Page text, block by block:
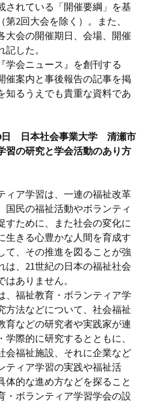
されている「開催要綱」を基
2回大会を除く）。また、
大会の開催期日、会場、開催
した。
学会ニュース』を創刊する
催案内と事後報告の記事を掲
知るうえでも貴重な資料であ
日 日本社会事業大学 清瀬市
習の研究と学会活動のあり方
ィア学習は、一連の福祉改革
国民の福祉活動やボランティ
すために、また社会の変化に
生きる心豊かな人間を育成す
て、その推進を図ることが強
は、21世紀の日本の福祉社会
ありません。
、福祉教育・ボランティア学
方法などについて、社会福祉
育などの研究者や実践家が連
際的に研究するとともに、
会福祉施設、それに企業など
ティア学習の実践や福祉活
体的な進め方などを探ること
・ボランティア学習学会の設